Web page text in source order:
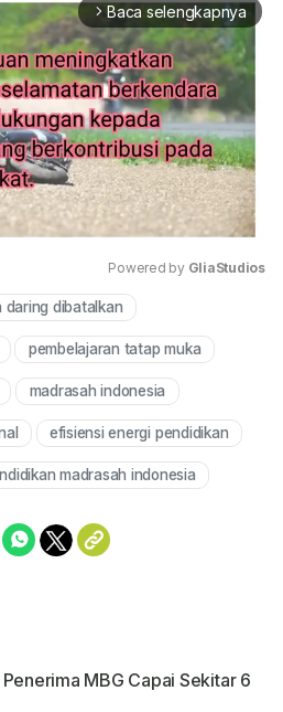
arrow_forward_ios Baca selengkapnya
Powered by GliaStudios
daring dibatalkan
pembelajaran tatap muka
madrasah indonesia
efisiensi energi pendidikan
madrasah indonesia
MBG Capai Sekitar 6